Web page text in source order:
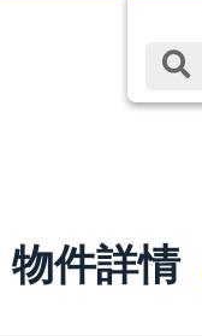
物件詳情